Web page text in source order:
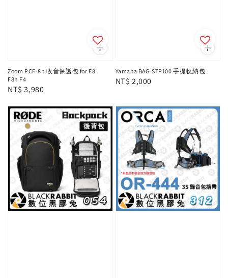
Zoom PCF-8n 收音保護包 for F8
F8n F4
Regular
NT$ 3,980
Yamaha BAG-STP100 手提收納包
Regular
NT$ 2,000